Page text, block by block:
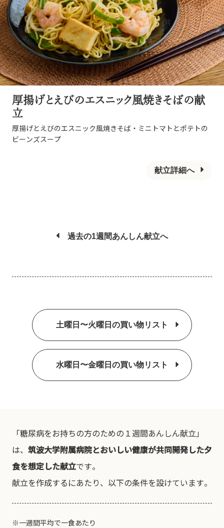
厚揚げとえびのエスニック風焼きそばの献
立
厚揚げとえびのエスニック風焼きそば・ミニトマトとポテトの
ビーンズスープ
献立詳細へ
過去の1週間あんしん献立へ
土曜日〜火曜日の買い物リスト
水曜日〜金曜日の買い物リスト
「糖尿病をお持ちの方のための１週間あんしん献立」
は、 筑波大学附属病院とおいしい健康が共同開発した夕
食を想定した献立です。
献立を作成するにあたり、以下の条件を設けています。
※一週間平均で一食あたり